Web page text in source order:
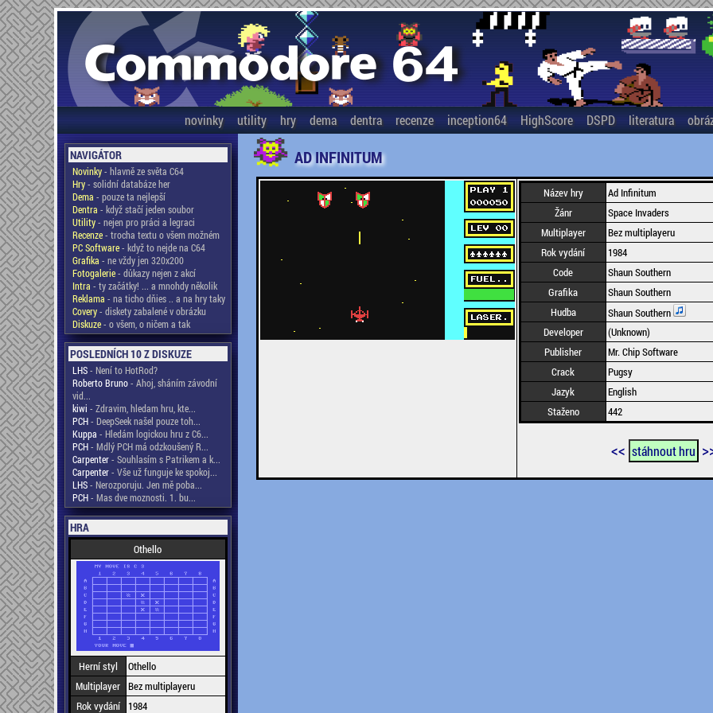
novinky utility hry dema dentra recenze inception64 HighScore DSPD literatura
NAVIGÁTOR
Novinky- hlavně ze světa C64
Hry- solidní databáze her
Dema - pouze ta nejlepší
Dentra - když stačí jeden soubor
Utility- nejen pro práci a legraci
Recenze- trocha textu o všem možném
PC Software- když to nejde na C64
Grafika - ne vždy jen 320x200
Fotogalerie- důkazy nejen z akcí
Intra - ty začátky! ... a mnohdy několik
Reklama - na ticho dňies .. a na hry taky
Covery- diskety zabalené v obrázku
Diskuze- o všem, o ničem a tak
POSLEDNÍCH 10 Z DISKUZE
LHS- Není to HotRod?
Roberto Bruno- Ahoj, sháním závodní
vid...
kiwi - Zdravim, hledam hru, kte...
PCH- DeepSeek našel pouze toh...
Kuppa - Hledám logickou hru z C6...
PCH- Mdlý PCH má odzkoušený R...
Carpenter- Souhlasím s Patrikem a k...
Carpenter- Vše už funguje ke spokoj...
LHS- Nerozporuju. Jen mě poba...
PCH- Mas dve moznosti. 1. bu...
HRA
Othello
Herní styl
Othello
Multiplayer Bez multiplayeru
Rok vydání
1984
AD INFINITUM
Název hry
Ad Infinitum
Žánr
Space Invaders
Multiplayer
Bez multiplayeru
Rok vydání
1984
Code
Shaun Southern
Grafika
Shaun Southern
Hudba
Shaun Southern
Developer
(Unknown)
Publisher
Mr. Chip Software
Crack
Pugsy
Jazyk
English
Staženo
442
<< stáhnout hru